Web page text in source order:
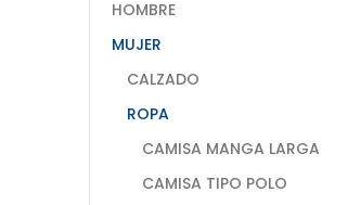
HOMBRE
MUJER
CALZADO
ROPA
CAMISA MANGA LARGA
CAMISA TIPO POLO